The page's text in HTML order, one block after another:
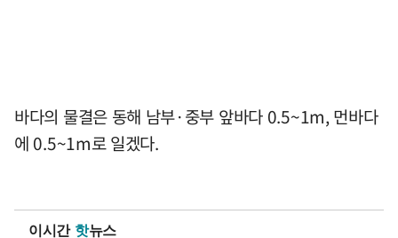
바다의 물결은 동해 남부·중부 앞바다 0.5~1m, 먼바다
에 0.5~1m로 일겠다.
이시간 핫뉴스